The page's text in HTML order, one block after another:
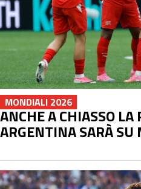
MONDIALI 2026
ANCHE A CHIASSO
ARGENTINA SARÀ